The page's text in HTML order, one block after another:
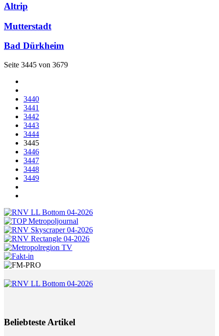
Altrip
Mutterstadt
Bad Dürkheim
Seite 3445 von 3679
3440
3441
3442
3443
3444
3445
3446
3447
3448
3449
Beliebteste Artikel